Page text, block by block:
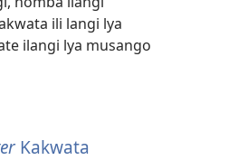
ili langi lya
ilangi lya musango
Kakwata